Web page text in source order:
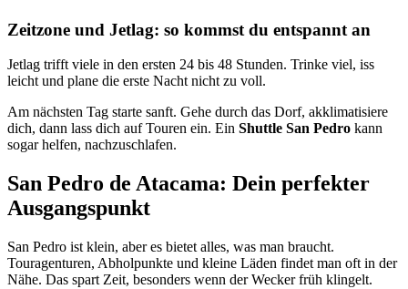
Zeitzone und Jetlag: so kommst du entspannt an
Jetlag trifft viele in den ersten 24 bis 48 Stunden. Trinke viel, iss
leicht und plane die erste Nacht nicht zu voll.
Am nächsten Tag starte sanft. Gehe durch das Dorf, akklimatisiere
dich, dann lass dich auf Touren ein. Ein Shuttle San Pedro kann
sogar helfen, nachzuschlafen.
San Pedro de Atacama: Dein perfekter
Ausgangspunkt
San Pedro ist klein, aber es bietet alles, was man braucht.
Touragenturen, Abholpunkte und kleine Läden findet man oft in der
Nähe. Das spart Zeit, besonders wenn der Wecker früh klingelt.